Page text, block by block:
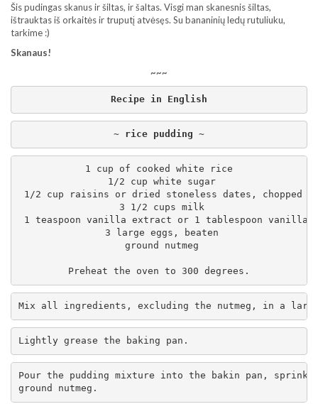
Šis pudingas skanus ir šiltas, ir šaltas. Visgi man skanesnis šiltas,
ištrauktas iš orkaitės ir truputį atvėsęs. Su bananinių ledų rutuliuku,
tarkime :)
Skanaus!
~~~
Recipe in English
~ rice pudding ~
1 cup of cooked white rice
1/2 cup white sugar
1/2 cup raisins or dried stoneless dates, chopped
3 1/2 cups milk
1 teaspoon vanilla extract or 1 tablespoon vanilla
3 large eggs, beaten
ground nutmeg
Mix all ingredients, excluding the nutmeg, in a
Lightly grease the baking pan.
Pour the pudding mixture into the bakin pan,
ground nutmeg.